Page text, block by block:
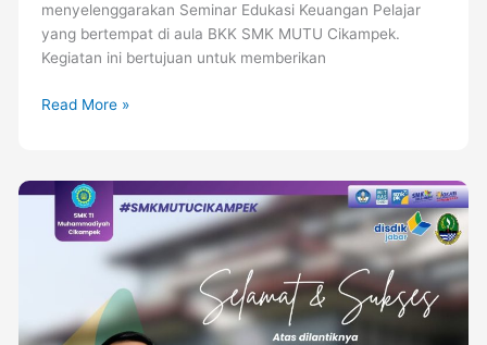
menyelenggarakan Seminar Edukasi Keuangan Pelajar
yang bertempat di aula BKK SMK MUTU Cikampek.
Kegiatan ini bertujuan untuk memberikan
Read More »
Selamat
Sukses
H.